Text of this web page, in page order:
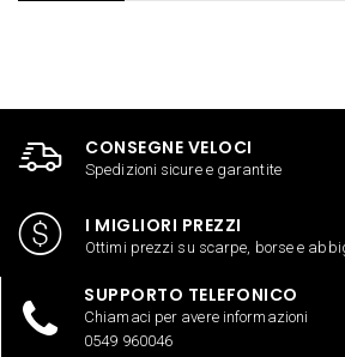
CONSEGNE VELOCI
Spedizioni sicure e garantite
I MIGLIORI PREZZI
Ottimi prezzi su scarpe, borse e
SUPPORTO TELEFONICO
Chiamaci per avere informazioni
0549 960046